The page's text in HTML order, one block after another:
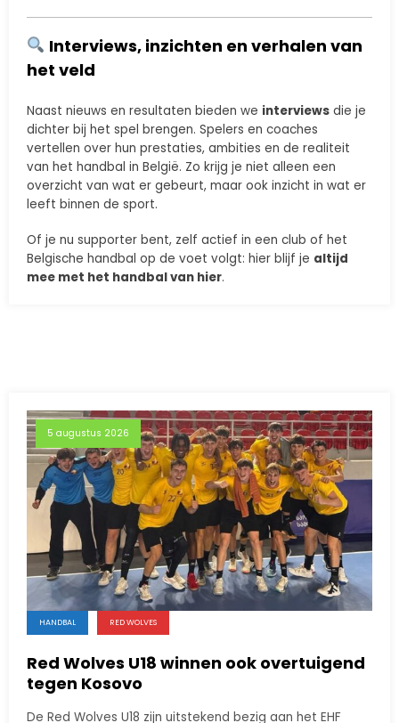
Interviews, inzichten en verhalen van
het veld
Naast nieuws en resultaten bieden we interviews die je
dichter bij het spel brengen. Spelers en coaches
vertellen over hun prestaties, ambities en de realiteit
van het handbal in België. Zo krijg je niet alleen een
overzicht van wat er gebeurt, maar ook inzicht in wat er
leeft binnen de sport.
Of je nu supporter bent, zelf actief in een club of het
Belgische handbal op de voet volgt: hier blijf je altijd
mee met het handbal van hier.
5 augustus 2026
HANDBAL RED WOLVES
Red Wolves U18 winnen ook overtuigend
tegen Kosovo
De Red Wolves U18 zijn uitstekend bezig aan het EHF